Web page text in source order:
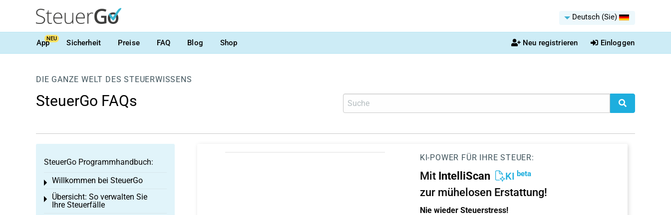
Deutsch (Sie)
AppNEU Sicherheit Preise FAQ Blog Shop Neu registrieren Einloggen
DIE GANZE WELT DES STEUERWISSENS
SteuerGo FAQs
KI-POWER FÜR IHRE STEUER:
Mit IntelliScan KI beta
zur mühelosen Erstattung!
Nie wieder Steuerstress!
SteuerGo Programmhandbuch:
Willkommen bei SteuerGo
Toggle menu
Übersicht: So verwalten Sie
Ihre Steuerfälle
Toggle menu